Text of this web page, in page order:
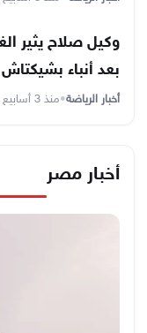
وكيل صلاح يثير
بعد أنباء بشيكتاش
أخبار الرياضة•منذ 3 أسابيع
أخبار مصر